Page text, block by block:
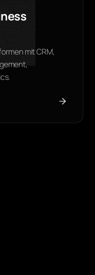
mit CRM,